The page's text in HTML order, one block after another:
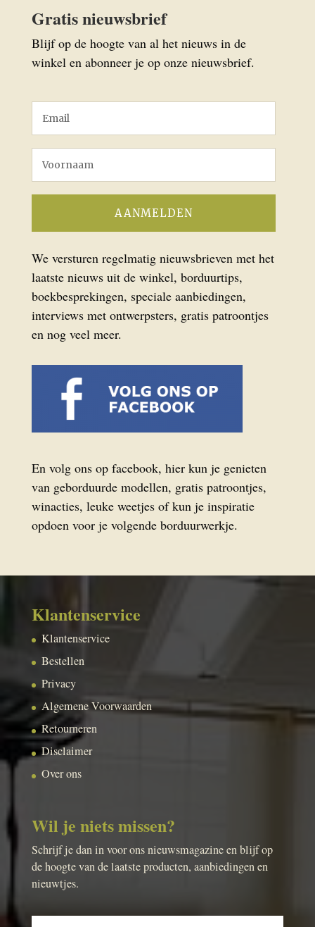
Gratis nieuwsbrief
Blijf op de hoogte van al het nieuws in de
winkel en abonneer je op onze nieuwsbrief.
We versturen regelmatig nieuwsbrieven met het
laatste nieuws uit de winkel, borduurtips,
boekbesprekingen, speciale aanbiedingen,
interviews met ontwerpsters, gratis patroontjes
en nog veel meer.
En volg ons op facebook, hier kun je genieten
van geborduurde modellen, gratis patroontjes,
winacties, leuke weetjes of kun je inspiratie
opdoen voor je volgende borduurwerkje.
Klantenservice
Klantenservice
Bestellen
Privacy
Algemene Voorwaarden
Retourneren
Disclaimer
Over ons
Wil je niets missen?
Schrijf je dan in voor ons nieuwsmagazine en blijf op
de hoogte van de laatste producten, aanbiedingen en
nieuwtjes.